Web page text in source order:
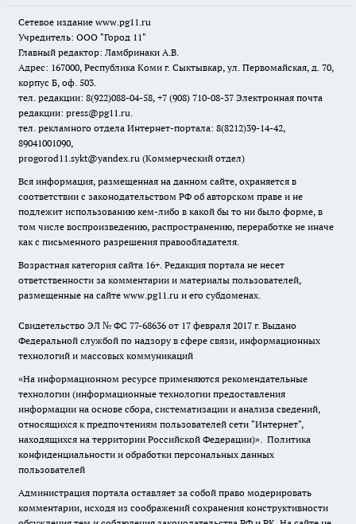
Сетевое издание www.pg11.ru
Учредитель: ООО "Город 11"
Главный редактор: Ламбринаки А.В.
Адрес: 167000, Республика Коми г. Сыктывкар, ул. Первомайская, д. 70,
корпус Б, оф. 503.
тел. редакции: 8(922)088-04-58, +7 (908) 710-08-37 Электронная почта
редакции: press@pg11.ru.
тел. рекламного отдела Интернет-портала: 8(8212)39-14-42,
89041001090,
progorod11.sykt@yandex.ru (Коммерческий отдел)
Вся информация, размещенная на данном сайте, охраняется в
соответствии с законодательством РФ об авторском праве и не
подлежит использованию кем-либо в какой бы то ни было форме, в
том числе воспроизведению, распространению, переработке не иначе
как с письменного разрешения правообладателя.
Возрастная категория сайта 16+. Редакция портала не несет
ответственности за комментарии и материалы пользователей,
размещенные на сайте www.pg11.ru и его субдоменах.
Свидетельство ЭЛ № ФС 77-68636 от 17 февраля 2017 г. Выдано
Федеральной службой по надзору в сфере связи, информационных
технологий и массовых коммуникаций
«На информационном ресурсе применяются рекомендательные
технологии (информационные технологии предоставления
информации на основе сбора, систематизации и анализа сведений,
относящихся к предпочтениям пользователей сети "Интернет",
находящихся на территории Российской Федерации)». Политика
конфиденциальности и обработки персональных данных
пользователей
Администрация портала оставляет за собой право модерировать
комментарии, исходя из соображений сохранения конструктивности